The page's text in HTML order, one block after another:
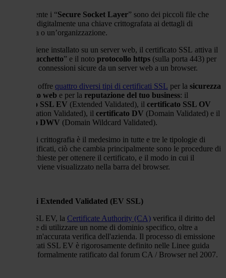
Tecnicamente i “Secure Socket Layer” sono dei piccoli file che
associano digitalmente una chiave crittografata ai dettagli di
un’azienda o un’organizzazione.
viene installato su un server web, il certificato SSL attiva il
lucchetto” e il noto protocollo https (sulla porta 443) per
consentire connessioni sicure da un server web a un browser.
Netsons ti offre quattro diversi tipi di certificati SSL per la sicurezza
del tuo sito web e per la reputazione del tuo business: il
certificato SSL EV (Extended Validated), il certificato SSL OV
(Organizzation Validated), il certificato DV (Domain Validated) e il
certificato DWV (Domain Wildcard Validated).
Il livello di crittografia è il medesimo in tutte e tre le tipologie di
questi certificati, ciò che cambia principalmente sono le procedure di
verifica richieste per ottenere il certificato, e il modo in cui il
certificato viene visualizzato nella barra del browser.
Certificati Extended Validated (EV SSL)
Con un SSL EV, la Certificate Authority (CA) verifica il diritto del
richiedente di utilizzare un nome di dominio specifico, oltre a
condurre un'accurata verifica dell'azienda. Il processo di emissione
dei certificati SSL EV è rigorosamente definito nelle Linee guida
EV, come formalmente ratificato dal forum CA / Browser nel 2007.